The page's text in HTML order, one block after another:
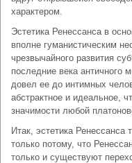
характером.
Эстетика Ренессанса в
вполне гуманистическим
чрезвычайного развития
последние века античного
довел ее до интимных
абстрактное и идеальное,
значимости любой
Итак, эстетика
только потому, что
только и существуют